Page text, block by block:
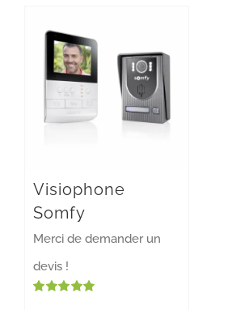
Visiophone
Somfy
Merci de demander un
devis !